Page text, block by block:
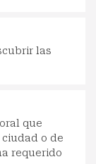
las
que
o de
requerido